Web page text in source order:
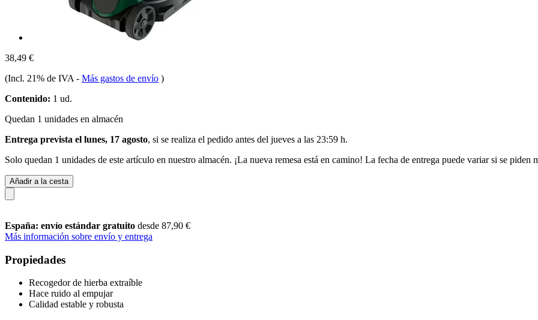
38,49 €
(Incl. 21% de IVA - Más gastos de envío )
Contenido: 1 ud.
Quedan 1 unidades en almacén
Entrega prevista el lunes, 17 agosto, si se realiza el pedido antes del jueves a las 23:59 h.
Solo quedan 1 unidades de este artículo en nuestro almacén. ¡La nueva remesa está en camino! La fecha de entrega puede variar si se piden
Añadir a la cesta
España: envío estándar gratuito desde 87,90 €
Más información sobre envío y entrega
Propiedades
Recogedor de hierba extraíble
Hace ruido al empujar
Calidad estable y robusta